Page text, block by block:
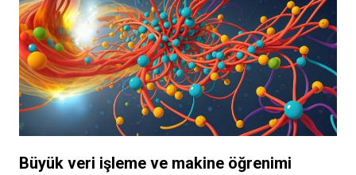
Büyük veri işleme ve makine öğrenimi